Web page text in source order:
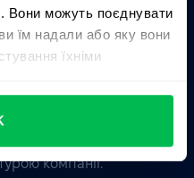
Вони можуть поєднувати
їм надали або яку вони
їхніми
талантами,
компанії.